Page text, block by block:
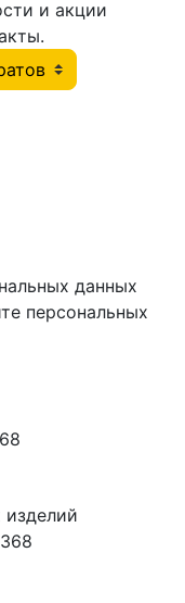
и акции
данных
персональных
изделий